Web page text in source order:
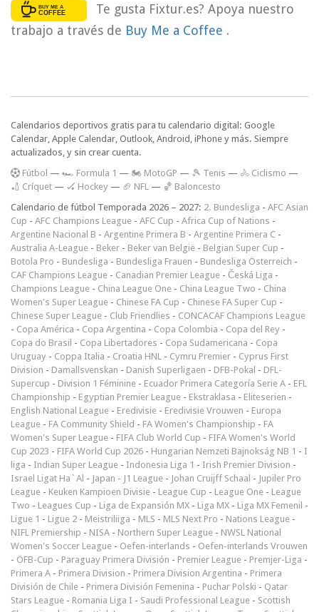
Te gusta Fixtur.es? Apoya nuestro
trabajo a través de Buy Me a Coffee .
Calendarios deportivos gratis para tu calendario digital: Google
Calendar, Apple Calendar, Outlook, Android, iPhone y más. Siempre
actualizados, y sin crear cuenta.
Fútbol — 🏎️ Formula 1 — 🏍 MotoGP — 🎾 Tenis — 🚴 Ciclismo —
🏏 Críquet — 🏑 Hockey — 🏈 NFL — 🏀 Baloncesto
Calendario de fútbol Temporada 2026 – 2027: 2. Bundesliga - AFC Asian
Cup - AFC Champions League - AFC Cup - Africa Cup of Nations -
Argentine Nacional B - Argentine Primera B - Argentine Primera C -
Australia A-League - Beker - Beker van België - Belgian Super Cup -
Botola Pro - Bundesliga - Bundesliga Frauen - Bundesliga Österreich -
CAF Champions League - Canadian Premier League - Česká Liga -
Champions League - China League One - China League Two - China
Women's Super League - Chinese FA Cup - Chinese FA Super Cup -
Chinese Super League - Club Friendlies - CONCACAF Champions League
- Copa América - Copa Argentina - Copa Colombia - Copa del Rey -
Copa do Brasil - Copa Libertadores - Copa Sudamericana - Copa
Uruguay - Coppa Italia - Croatia HNL - Cymru Premier - Cyprus First
Division - Damallsvenskan - Danish Superligaen - DFB-Pokal - DFL-
Supercup - Division 1 Féminine - Ecuador Primera Categoría Serie A - EFL
Championship - Egyptian Premier League - Ekstraklasa - Eliteserien -
English National League - Eredivisie - Eredivisie Vrouwen - Europa
League - FA Community Shield - FA Women's Championship - FA
Women's Super League - FIFA Club World Cup - FIFA Women's World
Cup 2023 - FIFA World Cup 2026 - Hungarian Nemzeti Bajnokság NB 1 - I
liga - Indian Super League - Indonesia Liga 1 - Irish Premier Division -
Israel Ligat Ha`Al - Japan - J1 League - Johan Cruijff Schaal - Jupiler Pro
League - Keuken Kampioen Divisie - League Cup - League One - League
Two - Leagues Cup - Liga de Expansión MX - Liga MX - Liga MX Femenil -
Ligue 1 - Ligue 2 - Meistriliiga - MLS - MLS Next Pro - Nations League -
NIFL Premiership - NISA - Northern Super League - NWSL National
Women's Soccer League - Oefen-interlands - Oefen-interlands Vrouwen
- ÖFB-Cup - Paraguay Primera División - Premier League - Premjer-Liga -
Primera A - Primera Division - Primera Division Argentina - Primera
División de Chile - Primera División Femenina - Puchar Polski - Qatar
Stars League - Romania Liga I - Saudi Professional League - Scottish